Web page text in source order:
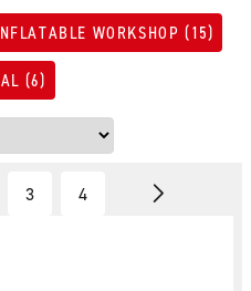
WORKSHOP (15)
(6)
3 4